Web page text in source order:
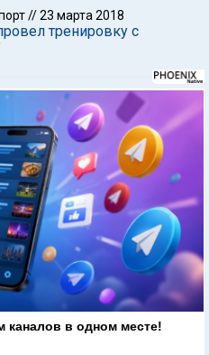
//23 марта 2018
тренировку с
каналов в одном месте!